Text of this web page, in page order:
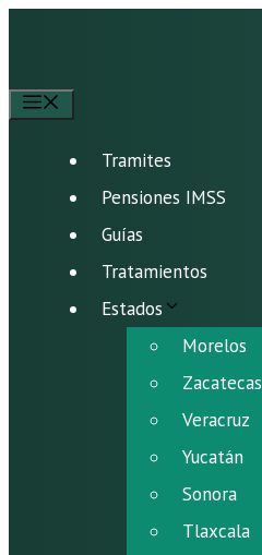
contenido
Tramites
Pensiones IMSS
Guías
Tratamientos
Estados
Morelos
Zacatecas
Veracruz
Yucatán
Sonora
Tlaxcala